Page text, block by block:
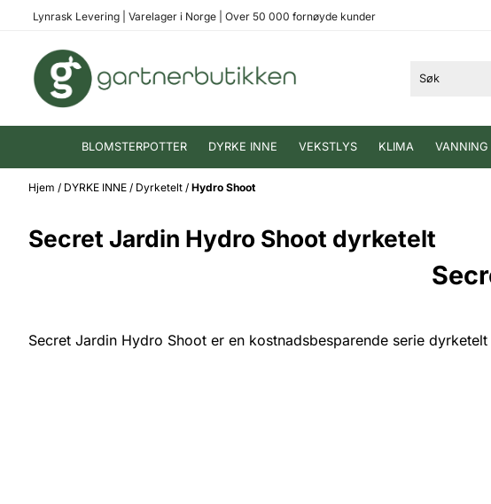
Hopp til innhold
Lynrask Levering Varelager i Norge Over 50 000 fornøyde kunder
BLOMSTERPOTTER DYRKE INNE VEKSTLYS KLIMA VANNING
Hjem / DYRKE INNE / Dyrketelt / Hydro Shoot
Secret Jardin Hydro Shoot dyrketelt
Secret Jardin Hydro Shoot er en kostnadsbesparende serie